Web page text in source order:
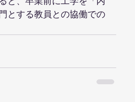
とする教員との協働での